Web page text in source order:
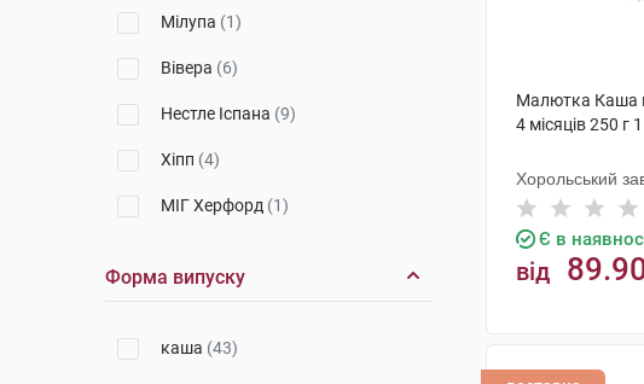
Мілупа (1)
Вівера (6)
Нестле Іспана (9)
Хіпп (4)
МІГ Херфорд (1)
Форма випуску
каша (43)
Малютка Каша
4 місяців 250 г
Хорольський
Є в
від